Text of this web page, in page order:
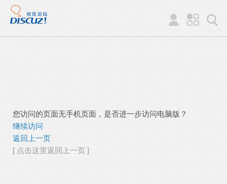
您访问的页面无手机页面，是否进一步访问电脑版？
继续访问
返回上一页
[ 点击这里返回上一页 ]